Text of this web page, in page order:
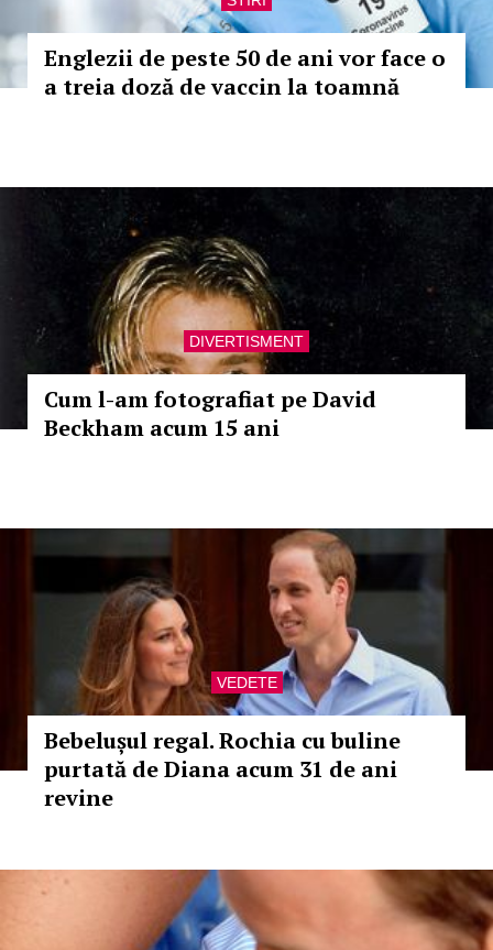
Englezii de peste 50 de ani vor face o
a treia doză de vaccin la toamnă
DIVERTISMENT
Cum l-am fotografiat pe David
Beckham acum 15 ani
VEDETE
Bebelușul regal. Rochia cu buline
purtată de Diana acum 31 de ani
revine